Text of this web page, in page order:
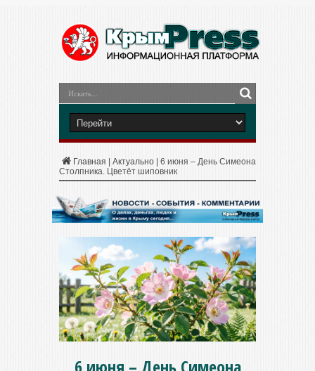
Главная Актуально
6 июня – День Симеона
Столпника. Цветёт шиповник